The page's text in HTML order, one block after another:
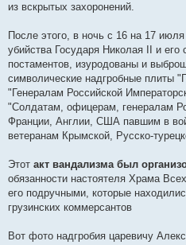
из вскрытых захоронений.
После этого, в ночь с 16 на 17
убийства Государя Николая II и
постаментов, изуродованы и
символические надгробные плиты
"Генералам Российской
"Солдатам, офицерам, генералам
Франции, Англии, США павшим в
ветеранам Крымской, Русско-
Этот акт вандализма был
обязанности настоятеля Храма
его подручными, которые
грузинских коммерсантов
Вот фото надгробия царевичу